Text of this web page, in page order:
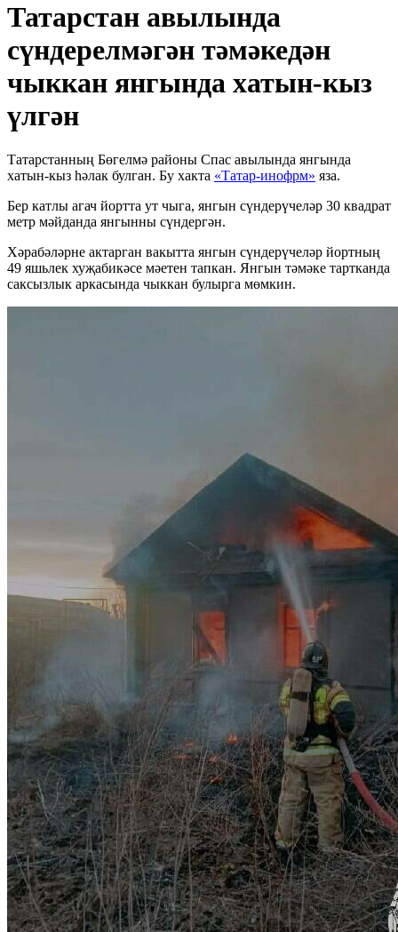
Татарстан авылында
сүндерелмәгән тәмәкедән
чыккан янгында хатын-кыз
үлгән
Татарстанның Бөгелмә районы Спас авылында янгында
хатын-кыз һәлак булган. Бу хакта «Татар-инофрм» яза.
Бер катлы агач йортта ут чыга, янгын сүндерүчеләр 30 квадрат
метр мәйданда янгынны сүндергән.
Хәрабәләрне актарган вакытта янгын сүндерүчеләр йортның
49 яшьлек хуҗабикәсе мәетен тапкан. Янгын тәмәке тартканда
саксызлык аркасында чыккан булырга мөмкин.